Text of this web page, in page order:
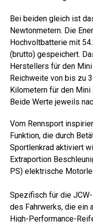
Bei beiden gleich ist
Newtonmetern. Die
Hochvoltbatterie mit
(brutto) gespeichert.
Herstellers für den
Reichweite von bis zu
Kilometern für den
Beide Werte jeweils
Vom Rennsport
Funktion, die durch
Sportlenkrad aktiviert
Extraportion
PS) elektrische
Spezifisch für die
des Fahrwerks, die ein
High-Performance-